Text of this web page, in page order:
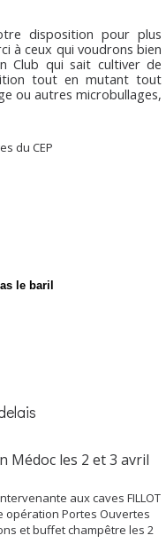
disposition pour plus
à ceux qui voudrons bien
Club qui sait cultiver de
tout en mutant tout
ou autres microbullages,
du CEP
le baril
Médoc les 2 et 3 avril
aux caves FILLOT
opération Portes Ouvertes
et buffet champêtre les 2